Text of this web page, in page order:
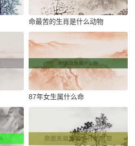
命最苦的生肖是什么动物
87年女生属什么命